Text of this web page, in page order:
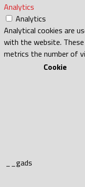
Analytics
Analytics
Analytical cookies are
with the website.
metrics the number of
Cookie
__gads